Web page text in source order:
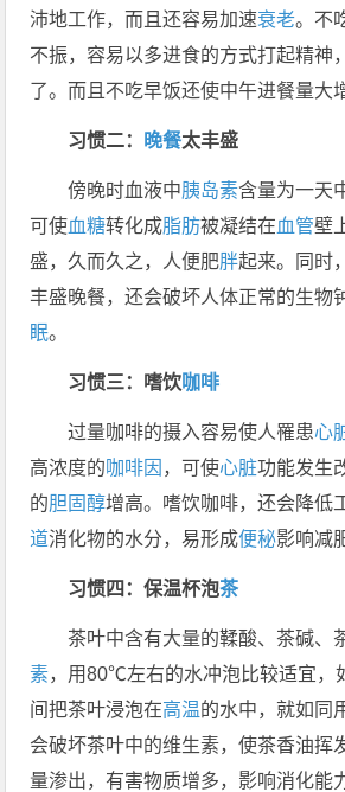
沛地工作，而且还容易加速衰老。不
不振，容易以多进食的方式打起精神
了。而且不吃早饭还使中午进餐量大
习惯二： 晚餐太丰盛
傍晚时血液中胰岛素含量为一天
可使血糖转化成脂肪被凝结在血管壁
盛，久而久之，人便肥胖起来。同时
丰盛晚餐，还会破坏人体正常的生物
眠。
习惯三：嗜饮咖啡
过量咖啡的摄入容易使人罹患心
高浓度的咖啡因 ，可使心脏功能发生
的胆固醇增高。嗜饮咖啡，还会降低
道消化物的水分，易形成便秘影响减
习惯四：保温杯泡茶
茶叶中含有大量的鞣酸、茶碱、
素，用80℃左右的水冲泡比较适宜，
间把茶叶浸泡在高温的水中，就如同
会破坏茶叶中的维生素，使茶香油挥
量渗出，有害物质增多，影响消化能